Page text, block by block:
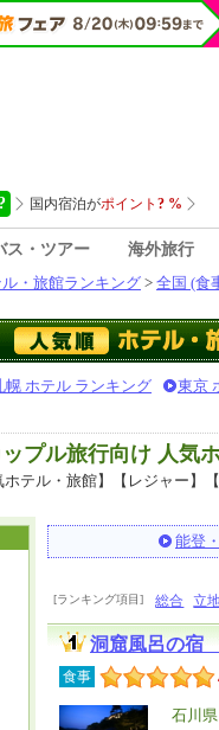
ス・ツアー 海外旅行
ル・旅館ランキング > 全国 (食
幌 ホテル ランキング 東京
プル旅行向け 人気
ホテル・旅館】【レジャー】
能登
[ランキング項目] 総合 立
洞窟風呂の宿
食事
エ
石川